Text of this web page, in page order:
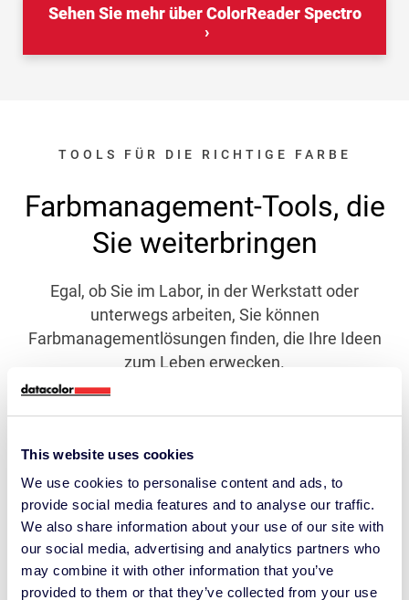
This website uses cookies
We use cookies to personalise content and ads, to
provide social media features and to analyse our traffic.
We also share information about your use of our site with
our social media, advertising and analytics partners who
may combine it with other information that you’ve
provided to them or that they’ve collected from your use
Sehen Sie mehr über ColorReader Spectro
TOOLS FÜR DIE RICHTIGE FARBE
Farbmanagement-Tools, die
Sie weiterbringen
Egal, ob Sie im Labor, in der Werkstatt oder
unterwegs arbeiten, Sie können
Farbmanagementlösungen finden, die Ihre Ideen
zum Leben erwecken.
Lösungen